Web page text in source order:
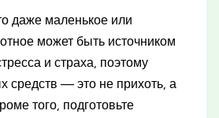
даже маленькое или
может быть источником
и страха, поэтому
средств — это не прихоть, а
того, подготовьте